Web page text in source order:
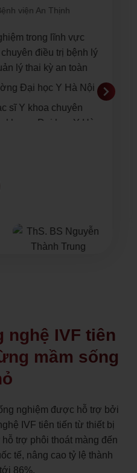
viện An Thịnh
trong lĩnh vực
điều trị bệnh lý
lý thai kỳ an toàn
Đại học Y Hà Nội
sĩ Y khoa chuyên
khoa – Đại học Y Hà
nghệ IVF tiên
mầm sống
nghiệm được hỗ trợ bởi
IVF tiên tiến từ thiết bị
trợ phôi thoát màng đến
tế, nâng cao tỷ lệ thành
86%.